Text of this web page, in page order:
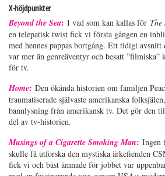
X-höjdpunkter
Beyond the Sea: I vad som kan kallas för The
en telepatisk twist fick vi första gången en
med hennes pappas bortgång. Ett tidigt avsnitt
var mer än genreäventyr och besatt ”filmiska”
för tv.
Home: Den ökända historien om familjen
traumatiserade självaste amerikanska
bannlysning från amerikansk tv. Det gör den
del av tv-historien.
Musings of a Cigarette Smoking Man: Ingen
skulle få utforska den mystiska ärkefienden
fick vi och bäst ämnade för jobbet var